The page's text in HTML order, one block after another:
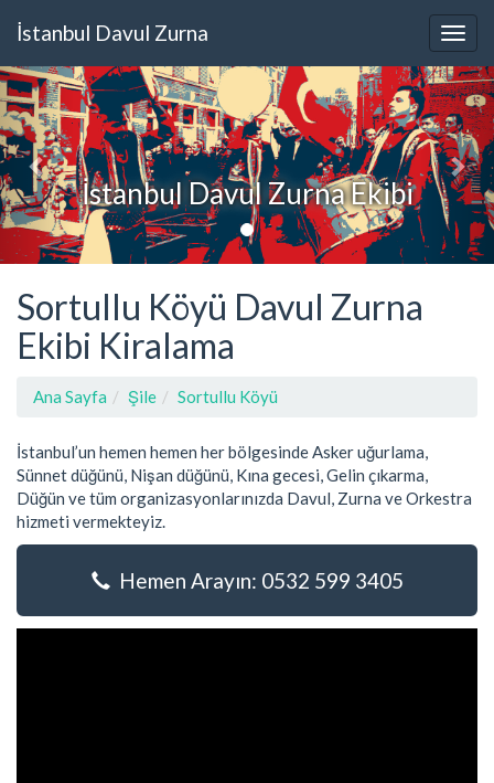
İstanbul Davul Zurna
İstanbul Davul Zurna Ekibi
Sortullu Köyü Davul Zurna
Ekibi Kiralama
Ana Sayfa Şile Sortullu Köyü
İstanbul’un hemen hemen her bölgesinde Asker uğurlama,
Sünnet düğünü, Nişan düğünü, Kına gecesi, Gelin çıkarma,
Düğün ve tüm organizasyonlarınızda Davul, Zurna ve Orkestra
hizmeti vermekteyiz.
Hemen Arayın: 0532 599 3405